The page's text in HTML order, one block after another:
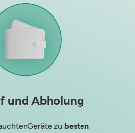
und Abholung
zu besten